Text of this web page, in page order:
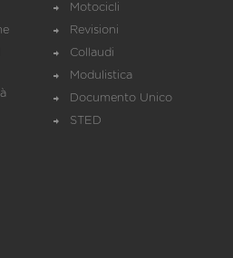
Motocicli
Revisioni
Collaudi
Modulistica
Documento Unico
STED